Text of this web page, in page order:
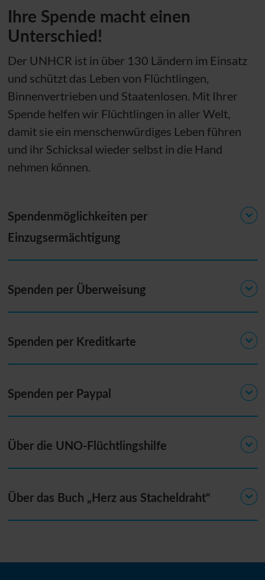
Ihre Spende macht einen
Unterschied!
Der UNHCR ist in über 130 Ländern im Einsatz
und schützt das Leben von Flüchtlingen,
Binnenvertrieben und Staatenlosen. Mit Ihrer
Spende helfen wir Flüchtlingen in aller Welt,
damit sie ein menschenwürdiges Leben führen
und ihr Schicksal wieder selbst in die Hand
nehmen können.
Spendenmöglichkeiten per
Einzugsermächtigung
Spenden per Überweisung
Spenden per Kreditkarte
Spenden per Paypal
Über die UNO-Flüchtlingshilfe
Über das Buch „Herz aus Stacheldraht“